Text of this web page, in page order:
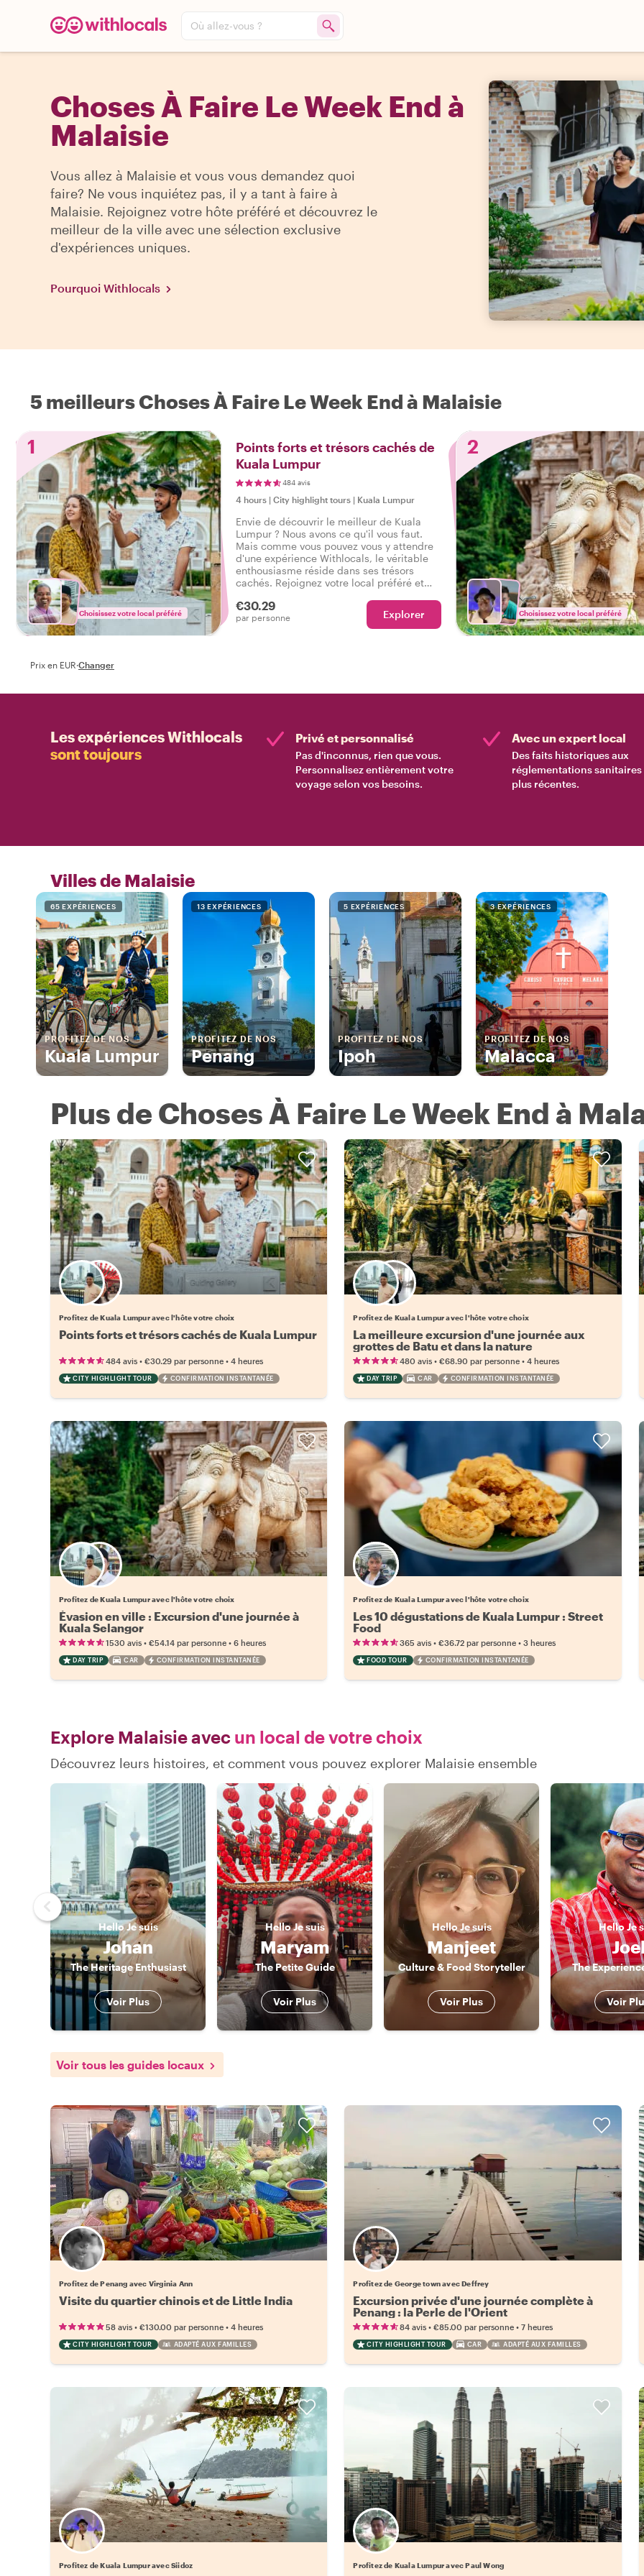
Où allez-vous ?
Choses À Faire Le Week End à
Malaisie
Vous allez à Malaisie et vous vous demandez quoi
faire? Ne vous inquiétez pas, il y a tant à faire à
Malaisie. Rejoignez votre hôte préféré et découvrez le
meilleur de la ville avec une sélection exclusive
d'expériences uniques.
Pourquoi Withlocals
5 meilleurs Choses À Faire Le Week End à Malaisie
1
Choisissez votre local préféré
Points forts et trésors cachés de
Kuala Lumpur
484 avis
4 hours | City highlight tours | Kuala Lumpur
Envie de découvrir le meilleur de Kuala
Lumpur ? Nous avons ce qu'il vous faut.
Mais comme vous pouvez vous y attendre
d'une expérience Withlocals, le véritable
enthousiasme réside dans ses trésors
cachés. Rejoignez votre local préféré et
d'une visite qui a tout pour vous faire dire :
J'ai découvert le vrai Kuala Lumpur !
€30.29
par personne Explorer
2
Choisissez votre local préféré
Prix en EUR·Changer
Les expériences Withlocals
sont toujours
Privé et personnalisé
Pas d'inconnus, rien que vous.
Personnalisez entièrement votre
voyage selon vos besoins.
Avec un expert local
Des faits historiques aux
réglementations sanitaires
plus récentes.
Villes de Malaisie
65 EXPÉRIENCES
PROFITEZ DE NOS
Kuala Lumpur
13 EXPÉRIENCES
PROFITEZ DE NOS
Penang
5 EXPÉRIENCES
PROFITEZ DE NOS
Ipoh
3 EXPÉRIENCES
PROFITEZ DE NOS
Malacca
Plus de Choses À Faire Le Week End à
Choisissez votre local favori
Profitez de Kuala Lumpur avec l'hôte votre choix
Points forts et trésors cachés de Kuala Lumpur
484 avis • €30.29 par personne • 4 heures
CITY HIGHLIGHT TOUR CONFIRMATION INSTANTANÉE
Choisissez votre local favori
Profitez de Kuala Lumpur avec l'hôte votre choix
La meilleure excursion d'une journée aux
grottes de Batu et dans la nature
480 avis •€68.90 par personne •4 heures
DAY TRIP CAR CONFIRMATION INSTANTANÉE
Choisissez votre local favori
Profitez de Kuala Lumpur avec l'hôte votre choix
Évasion en ville : Excursion d'une journée à
Kuala Selangor
1530 avis • €54.14 par personne • 6 heures
DAY TRIP CAR CONFIRMATION INSTANTANÉE
Profitez de Kuala Lumpur avec l'hôte votre choix
Les 10 dégustations de Kuala Lumpur : Street
Food
365 avis •€36.72 par personne •3 heures
FOOD TOUR CONFIRMATION INSTANTANÉE
Explore Malaisie avec un local de votre choix
Découvrez leurs histoires, et comment vous pouvez explorer Malaisie ensemble
HelloJe suis
Johan
The Heritage Enthusiast
Voir Plus
HelloJe suis
Maryam
The Petite Guide
Voir Plus
Hello Je suis
Manjeet
Culture & Food Storyteller
Voir Plus
HelloJe
The
Voir
Voir tous les guides locaux
Profitez de Penang avec Virginia Ann
Visite du quartier chinois et de Little India
58 avis • €130.00 par personne • 4 heures
CITY HIGHLIGHT TOUR ADAPTÉ AUX FAMILLES
Profitez de George town avec Deffrey
Excursion privée d'une journée complète à
Penang : la Perle de l'Orient
84 avis •€85.00 par personne •7 heures
CITY HIGHLIGHT TOUR CAR ADAPTÉ AUX FAMILLES
Profitez de Kuala Lumpur avec Siidoz Profitez de Kuala Lumpur avec Paul Wong